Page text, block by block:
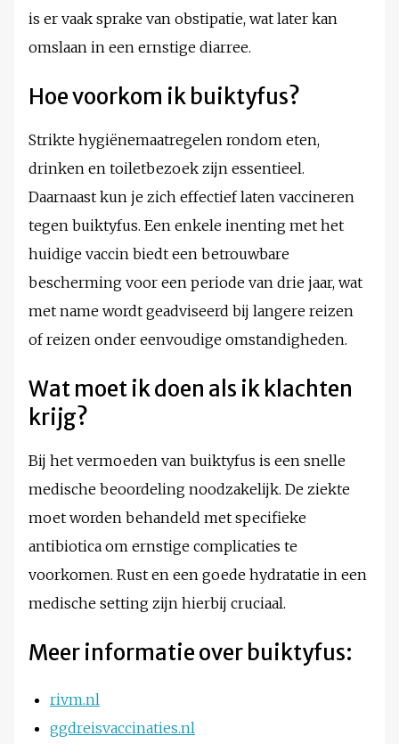
is er vaak sprake van obstipatie, wat later kan
omslaan in een ernstige diarree.
Hoe voorkom ik buiktyfus?
Strikte hygiënemaatregelen rondom eten,
drinken en toiletbezoek zijn essentieel.
Daarnaast kun je zich effectief laten vaccineren
tegen buiktyfus. Een enkele inenting met het
huidige vaccin biedt een betrouwbare
bescherming voor een periode van drie jaar, wat
met name wordt geadviseerd bij langere reizen
of reizen onder eenvoudige omstandigheden.
Wat moet ik doen als ik klachten
krijg?
Bij het vermoeden van buiktyfus is een snelle
medische beoordeling noodzakelijk. De ziekte
moet worden behandeld met specifieke
antibiotica om ernstige complicaties te
voorkomen. Rust en een goede hydratatie in een
medische setting zijn hierbij cruciaal.
Meer informatie over buiktyfus:
rivm.nl
ggdreisvaccinaties.nl